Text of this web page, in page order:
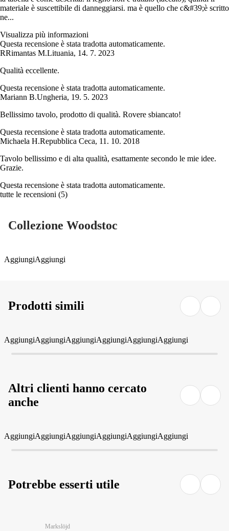
materiale è suscettibile di danneggiarsi. ma è quello che c&#39;è scritto
ne...
Visualizza più informazioni
Questa recensione è stata tradotta automaticamente.
RRimantas M.Lituania, 14. 7. 2023
Qualità eccellente.
Questa recensione è stata tradotta automaticamente.
Mariann B.Ungheria, 19. 5. 2023
Bellissimo tavolo, prodotto di qualità. Rovere sbiancato!
Questa recensione è stata tradotta automaticamente.
Michaela H.Repubblica Ceca, 11. 10. 2018
Tavolo bellissimo e di alta qualità, esattamente secondo le mie idee.
Grazie.
Questa recensione è stata tradotta automaticamente.
tutte le recensioni (5)
Collezione Woodstoc
AggiungiAggiungi
Prodotti simili
AggiungiAggiungiAggiungiAggiungiAggiungiAggiungi
Altri clienti hanno cercato
anche
AggiungiAggiungiAggiungiAggiungiAggiungiAggiungi
Potrebbe esserti utile
Markslöjd